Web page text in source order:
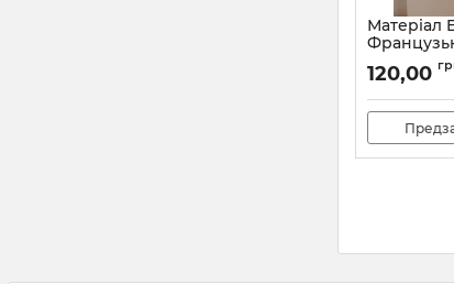
Матеріал
Артикул:
120,00